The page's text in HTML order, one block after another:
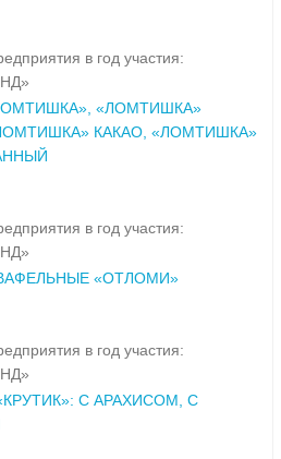
в год участия:
«ЛОМТИШКА»
КАКАО, «ЛОМТИШКА»
в год участия:
«ОТЛОМИ»
в год участия:
С АРАХИСОМ, С